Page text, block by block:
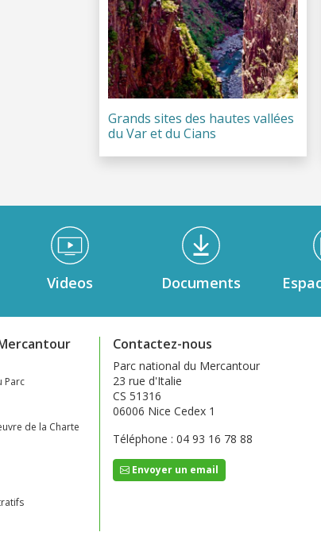
Grands sites des hautes vallées
du Var et du Cians
Videos Documents
Parc
de la Charte
Contactez-nous
Parc national du Mercantour
23 rue d'Italie
CS 51316
06006 Nice Cedex 1
Téléphone : 04 93 16 78 88
Envoyer un email